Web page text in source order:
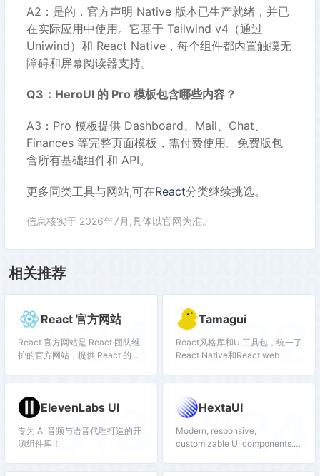
A2：是的，官方声明 Native 版本已生产就绪，并已
在实际应用中使用。它基于 Tailwind v4（通过
Uniwind）和 React Native，每个组件都内置触摸无
障碍和屏幕阅读器支持。
Q3：HeroUI 的 Pro 模板包含哪些内容？
A3：Pro 模板提供 Dashboard、Mail、Chat、
Finances 等完整页面模板，需付费使用。免费版包
含所有基础组件和 API。
更多同类工具与网站,可在React分类继续挑选。
信息核实于 2026年7月,具体以官网为准。
相关推荐
React 官方网站
React 官方网站是 React 团队维
护的官方网站，提供 React 的最
等。网站还提供了 React 的官方
开发趋势的重要渠道。
134 Tamagui
React风格库和UI工具包，统一了
React Native和React web
532
ElevenLabs UI
专为 AI 音频与语音代理打造的开
源组件库！313 HextaUI
Modern, responsive,
customizable UI components.
them.
324